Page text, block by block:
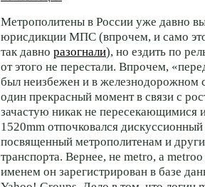
Метрополитены в России уже давно
юрисдикции МПС (впрочем, и само
так давно разогнали), но ездить по
от этого не перестали. Впрочем,
был неизбежен и в железнодорожном
один прекрасный момент в связи с
зачастую никак не пересекающимися
1520mm отпочковался
посвященный метрополитенам и
транспорта. Вернее, не metro, a
именем он зарегистрирован в базе